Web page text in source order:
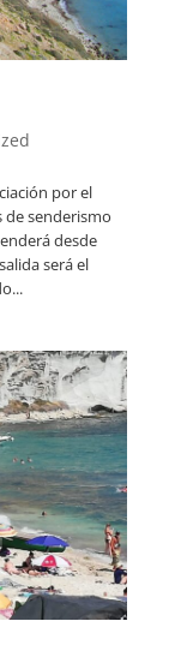
por el
de senderismo
desde
será el